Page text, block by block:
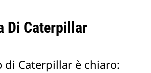
Di Caterpillar
di Caterpillar è chiaro: